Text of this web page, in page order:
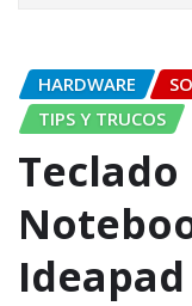
HARDWARE
TIPS Y TRUCOS
Ideapad